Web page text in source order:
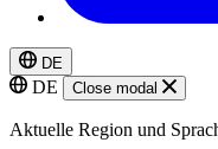
DE
DE Close modal
Aktuelle Region und